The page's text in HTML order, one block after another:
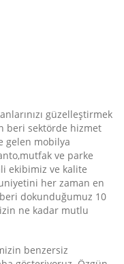
güzelleştirmek
beri sektörde hizmet
gelen mobilya
ve parke
ekibimiz ve kalite
her zaman en
beri dokunduğumuz 10
ne kadar mutlu
benzersiz